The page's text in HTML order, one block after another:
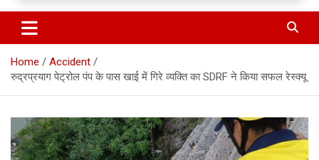
Corbett Halchal (कॉर्बेट हलचल)
Home
Accident
रुद्रप्रयाग पेट्रोल पंप के पास खाई में गिरे व्यक्ति का SDRF ने किया सफल रेस्क्यू